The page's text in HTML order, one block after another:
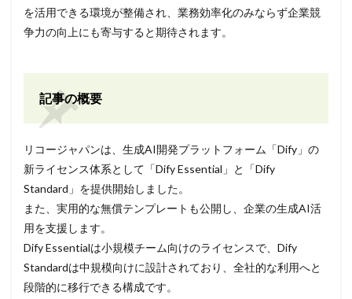
を活用できる環境が整備され、業務効率化のみならず企業競
争力の向上にも寄与すると期待されます。
記事の概要
リコージャパンは、生成AI開発プラットフォーム「Dify」の
新ライセンス体系として「Dify Essential」と「Dify
Standard」を提供開始しました。
また、実用的な無償テンプレートも公開し、企業の生成AI活
用を支援します。
Dify Essentialは小規模チーム向けのライセンスで、Dify
Standardは中規模向けに設計されており、全社的な利用へと
段階的に移行できる構成です。